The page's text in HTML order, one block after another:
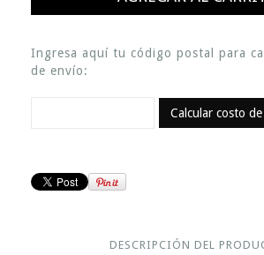
Ingresa aquí tu código postal para
de envío:
Calcular costo
DESCRIPCIÓN DEL